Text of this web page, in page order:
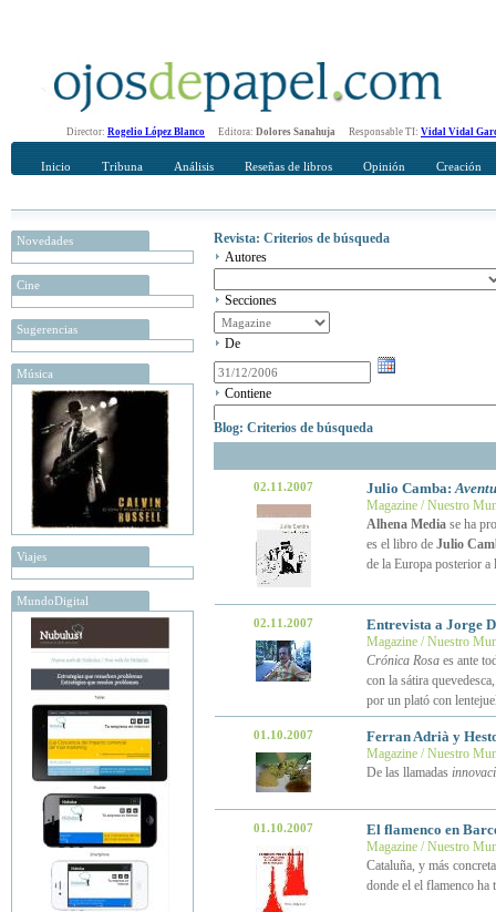
Director: Rogelio López Blanco Editora: Dolores Sanahuja Responsable TI: Vidal Vidal
Inicio Tribuna Análisis Reseñas de libros Opinión Creación
Novedades
Cine
Sugerencias
Música
Viajes
MundoDigital
Revista: Criterios de búsqueda
Autores
Secciones
De
Contiene
Blog: Criterios de búsqueda
02.11.2007 Julio Camba:
Magazine / Nuestro
Alhena Mediase ha
es el libro de Julio
de la Europa posterior
02.11.2007 Entrevista a Jorge
Magazine / Nuestro
Crónica Rosaes ante
con la sátira
por un plató con
01.10.2007 Ferran Adrià y
Magazine / Nuestro
De las llamadas
01.10.2007 El flamenco en
Magazine / Nuestro
Cataluña, y más
donde el el flamenco